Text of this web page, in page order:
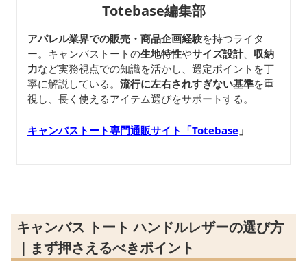
Totebase編集部
アパレル業界での販売・商品企画経験を持つライタ
ー。キャンバストートの生地特性やサイズ設計、 収納
力など実務視点での知識を活かし、選定ポイントを丁
寧に解説している。 流行に左右されすぎない基準を重
視し、長く使えるアイテム選びをサポートする。
キャンバストート専門通販サイト「Totebase 」
キャンバス トート ハンドルレザーの選び方
｜まず押さえるべきポイント